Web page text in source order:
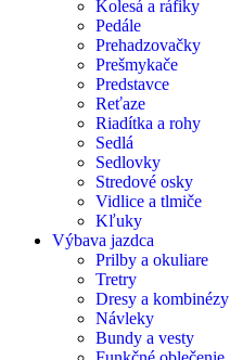
Kolesá a ráfiky
Pedále
Prehadzovačky
Prešmykače
Predstavce
Reťaze
Riadítka a rohy
Sedlá
Sedlovky
Stredové osky
Vidlice a tlmiče
Kľuky
Výbava jazdca
Prilby a okuliare
Tretry
Dresy a kombinézy
Návleky
Bundy a vesty